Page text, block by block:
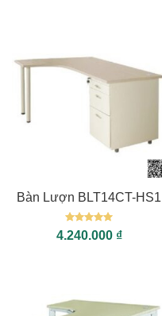
Bàn Lượn BLT14CT-HS1
Được xếp
hạng55
4.240.000 ₫